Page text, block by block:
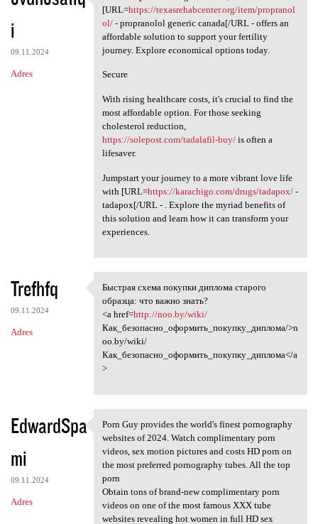
i
09.11.2024
Adres
With competitive drugstore
[URL=https://texasrehabcenter.org/item/propranol
ol/- propranolol generic canada[/URL - offers an
affordable solution to support your fertility
journey. Explore economical options today.
Secure
With rising healthcare costs, it's crucial to find the
most affordable option. For those seeking
cholesterol reduction,
https://solepost.com/tadalafil-buy/is often a
lifesaver.
Jumpstart your journey to a more vibrant love life
with [URL=https://karachigo.com/drugs/tadapox/-
tadapox[/URL - . Explore the myriad benefits of
this solution and learn how it can transform your
experiences.
Trefhfq
09.11.2024
Adres
Быстрая схема покупки диплома
Быстрая схема покупки диплома старого
образца: что важно знать?
<a href=http://noo.by/wiki/
Как_безопасно_оформить_покупку_диплома/>n
oo.by/wiki/
Как_безопасно_оформить_покупку_диплома</a
>
EdwardSpa
mi
09.11.2024
Adres
Porn Guy provides the world's
Porn Guy provides the world's finest pornography
websites of 2024. Watch complimentary porn
videos, sex motion pictures and costs HD porn on
the most preferred pornography tubes. All the top
porn
Obtain tons of brand-new complimentary porn
videos on one of the most famous XXX tube
websites revealing hot women in full HD sex